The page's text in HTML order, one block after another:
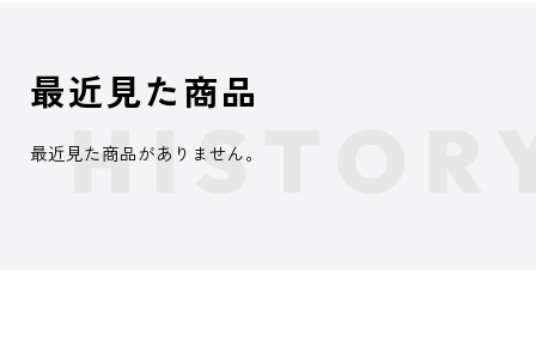
最近見た商品
最近見た商品がありません。